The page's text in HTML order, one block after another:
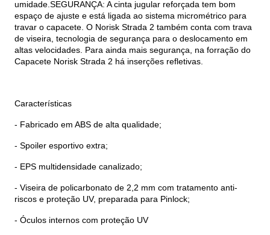
umidade.SEGURANÇA: A cinta jugular reforçada tem bom
espaço de ajuste e está ligada ao sistema micrométrico para
travar o capacete. O Norisk Strada 2 também conta com trava
de viseira, tecnologia de segurança para o deslocamento em
altas velocidades. Para ainda mais segurança, na forração do
Capacete Norisk Strada 2 há inserções refletivas.
Características
- Fabricado em ABS de alta qualidade;
- Spoiler esportivo extra;
- EPS multidensidade canalizado;
- Viseira de policarbonato de 2,2 mm com tratamento anti-
riscos e proteção UV, preparada para Pinlock;
- Óculos internos com proteção UV